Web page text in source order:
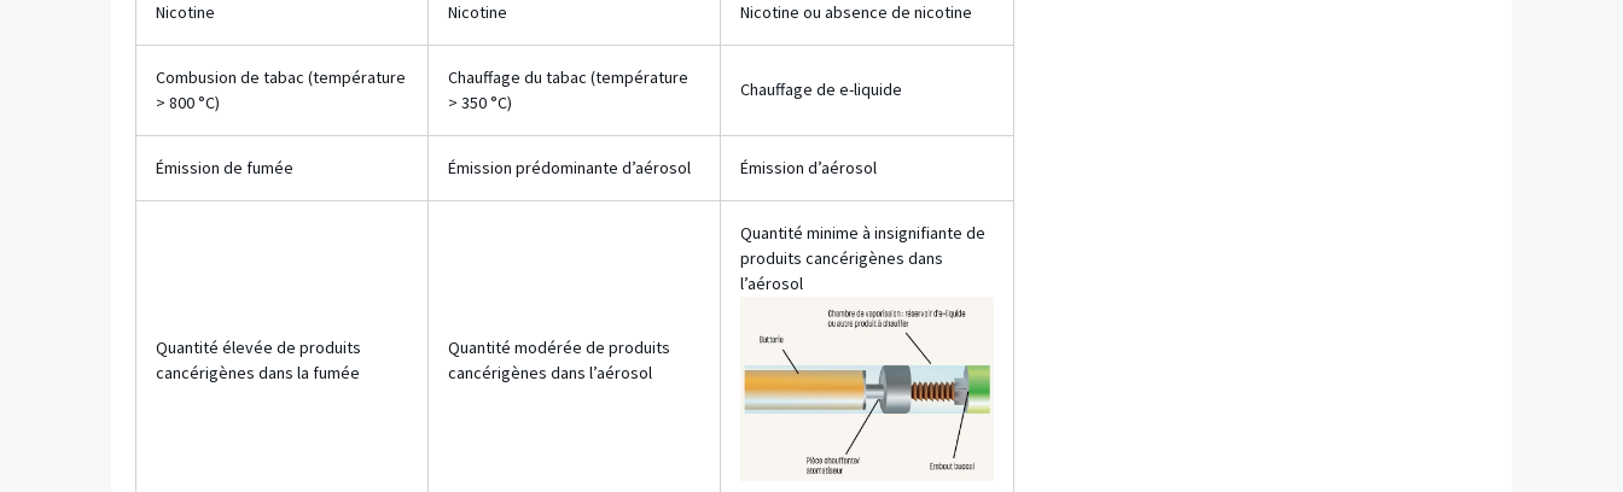
Nicotine Nicotine Nicotine ou absence de nicotine
Combusion de tabac (température
> 800 °C)
Chauffage du tabac (température
> 350 °C)
Chauffage de e-liquide
Émission de fumée Émission prédominante d’aérosol Émission d’aérosol
Quantité élevée de produits
cancérigènes dans la fumée
Quantité modérée de produits
cancérigènes dans l’aérosol
Quantité minime à insignifiante de
produits cancérigènes dans
l’aérosol